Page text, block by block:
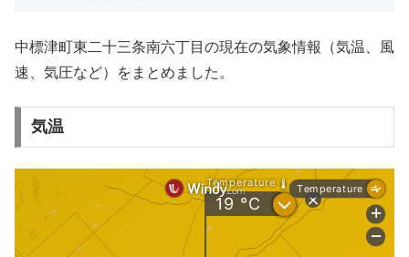
中標津町東二十三条南六丁目の現在の気象情報（気温、風
速、気圧など）をまとめました。
気温